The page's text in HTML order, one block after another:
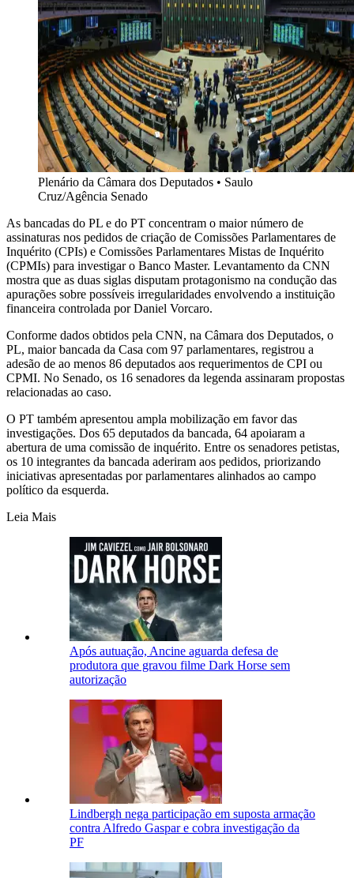
Plenário da Câmara dos Deputados • Saulo
Cruz/Agência Senado
As bancadas do PL e do PT concentram o maior número de
assinaturas nos pedidos de criação de Comissões Parlamentares de
Inquérito (CPIs) e Comissões Parlamentares Mistas de Inquérito
(CPMIs) para investigar o Banco Master. Levantamento da CNN
mostra que as duas siglas disputam protagonismo na condução das
apurações sobre possíveis irregularidades envolvendo a instituição
financeira controlada por Daniel Vorcaro.
Conforme dados obtidos pela CNN, na Câmara dos Deputados, o
PL, maior bancada da Casa com 97 parlamentares, registrou a
adesão de ao menos 86 deputados aos requerimentos de CPI ou
CPMI. No Senado, os 16 senadores da legenda assinaram propostas
relacionadas ao caso.
O PT também apresentou ampla mobilização em favor das
investigações. Dos 65 deputados da bancada, 64 apoiaram a
abertura de uma comissão de inquérito. Entre os senadores petistas,
os 10 integrantes da bancada aderiram aos pedidos, priorizando
iniciativas apresentadas por parlamentares alinhados ao campo
político da esquerda.
Leia Mais
Após autuação, Ancine aguarda defesa de
produtora que gravou filme Dark Horse sem
autorização
Lindbergh nega participação em suposta armação
contra Alfredo Gaspar e cobra investigação da
PF